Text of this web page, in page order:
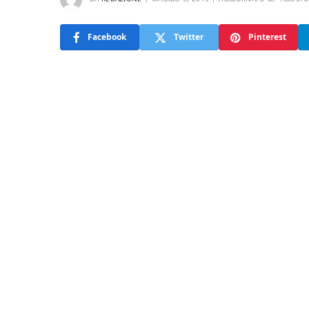
Facebook Twitter Pinterest